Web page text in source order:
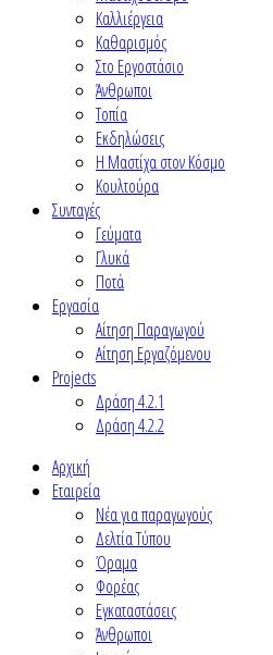
Καλλιέργεια
Καθαρισμός
Στο Εργοστάσιο
Άνθρωποι
Τοπία
Εκδηλώσεις
Η Μαστίχα στον Κόσμο
Κουλτούρα
Συνταγές
Γεύματα
Γλυκά
Ποτά
Εργασία
Αίτηση Παραγωγού
Αίτηση Εργαζόμενου
Projects
Δράση 4.2.1
Δράση 4.2.2
Αρχική
Εταιρεία
Νέα για παραγωγούς
Δελτία Τύπου
Όραμα
Φορέας
Εγκαταστάσεις
Άνθρωποι